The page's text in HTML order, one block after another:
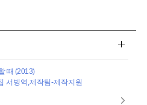
때 (2013)
서빙역,제작팀-제작지원